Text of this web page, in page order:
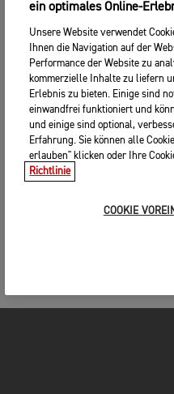
ein optimales Online-
Unsere Website verwendet
Ihnen die Navigation auf der
Performance der Website zu
kommerzielle Inhalte zu liefern
Erlebnis zu bieten. Einige sind
einwandfrei funktioniert und
und einige sind optional,
Erfahrung. Sie können alle
erlauben" klicken oder Ihre
Richtlinie
COOKIE